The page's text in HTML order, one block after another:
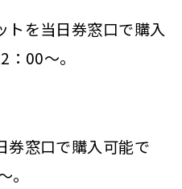
トを当日券窓口で購入
00～。
券窓口で購入可能で